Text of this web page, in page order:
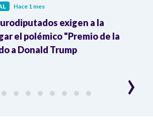
Hace 1 mes
exigen a la
el polémico "Premio de la
a Donald Trump
›